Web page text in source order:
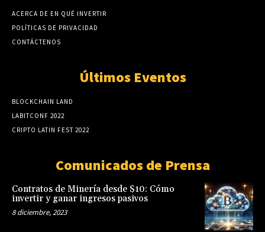
ACERCA DE EN QUÉ INVERTIR
POLÍTICAS DE PRIVACIDAD
CONTÁCTENOS
Últimos Eventos
BLOCKCHAIN LAND
LABITCONF 2022
CRIPTO LATIN FEST 2022
Comunicados de Prensa
Contratos de Minería desde $10: Cómo
invertir y ganar ingresos pasivos
8 diciembre, 2023